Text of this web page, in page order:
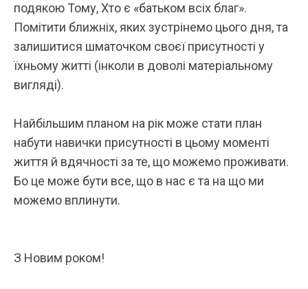
подякою Тому, Хто є «батьком всіх благ».
Помітити ближніх, яких зустрінемо цього дня, та
залишитися шматочком своєї присутності у
їхньому житті (інколи в доволі матеріальному
вигляді).
Найбільшим планом на рік може стати план
набути навички присутності в цьому моменті
життя й вдячності за те, що можемо проживати.
Бо це може бути все, що в нас є та на що ми
можемо вплинути.
З Новим роком!